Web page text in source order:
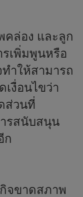
คล่อง และลูก
เพิ่มพูนหรือ
ทำให้สามารถ
งื่อนไขว่า
ส่วนที่
รสนับสนุน
ก
จขาดสภาพ